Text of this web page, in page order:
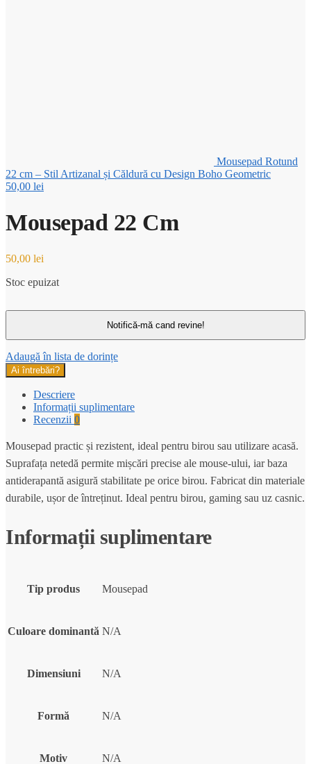
Mousepad Rotund
22 cm – Stil Artizanal și Căldură cu Design Boho Geometric
50,00 lei
Mousepad 22 Cm
50,00 lei
Stoc epuizat
Adaugă în lista de dorințe
Ai întrebări?
Descriere
Informații suplimentare
Recenzii 0
Mousepad practic și rezistent, ideal pentru birou sau utilizare acasă.
Suprafața netedă permite mișcări precise ale mouse-ului, iar baza
antiderapantă asigură stabilitate pe orice birou. Fabricat din materiale
durabile, ușor de întreținut. Ideal pentru birou, gaming sau uz casnic.
Informații suplimentare
Tip produs Mousepad
Culoare dominantă N/A
Dimensiuni N/A
Formă N/A
Motiv N/A